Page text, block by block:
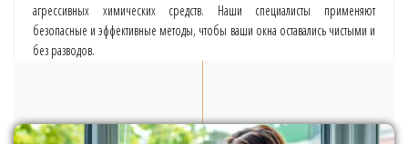
агрессивных химических средств. Наши специалисты применяют
безопасные и эффективные методы, чтобы ваши окна оставались чистыми и
без разводов.